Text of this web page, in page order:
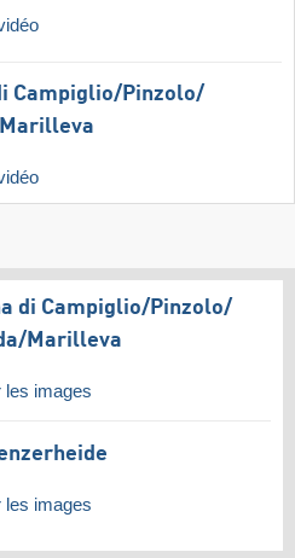
Campiglio/​Pinzolo/​
di Campiglio/​Pinzolo/​
​Marilleva
images
images